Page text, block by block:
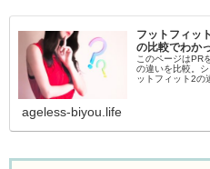
フットフィッ
の比較でわか
このページはPR
の違いを比較。
ットフィット2の
ageless-biyou.life